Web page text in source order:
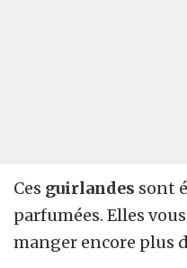
Ces guirlandes sont
parfumées. Elles
manger encore plus